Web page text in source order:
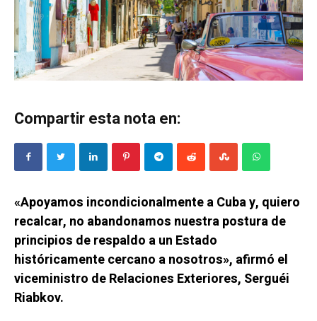
Compartir esta nota en:
«Apoyamos incondicionalmente a Cuba y, quiero
recalcar, no abandonamos nuestra postura de
principios de respaldo a un Estado
históricamente cercano a nosotros», afirmó el
viceministro de Relaciones Exteriores, Serguéi
Riabkov.